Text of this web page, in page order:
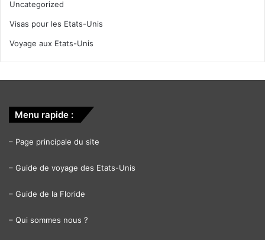
Uncategorized
Visas pour les Etats-Unis
Voyage aux Etats-Unis
Menu rapide :
– Page principale du site
– Guide de voyage des Etats-Unis
– Guide de la Floride
– Qui sommes nous ?